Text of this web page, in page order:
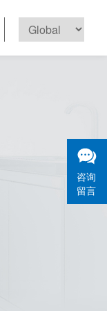
咨询
留言